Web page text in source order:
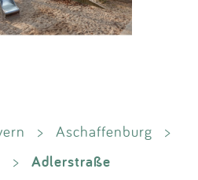
> Aschaffenburg
>
> Adlerstraße